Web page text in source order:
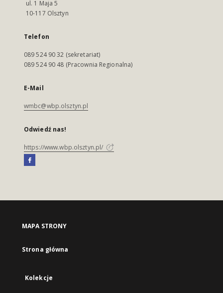
ul. 1 Maja 5
10-117 Olsztyn
Telefon
089 524 90 32 (sekretariat)
089 524 90 48 (Pracownia Regionalna)
E-Mail
wmbc@wbp.olsztyn.pl
Odwiedź nas!
https://www.wbp.olsztyn.pl/
MAPA STRONY
Strona główna
Kolekcje